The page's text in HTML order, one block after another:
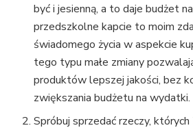
być i jesienną, a to daje budżet
przedszkolne kapcie to moim
świadomego życia w aspekcie
tego typu małe zmiany
produktów lepszej jakości, bez
zwiększania budżetu na wydatki.
Spróbuj sprzedać rzeczy,